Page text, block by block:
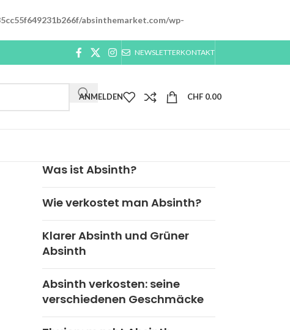
absinthemarket.com/wp-
NEWSLETTERKONTAKT
ANMELDEN CHF 0.00
Was ist Absinth?
Wie verkostet man Absinth?
Klarer Absinth und Grüner
Absinth
Absinth verkosten: seine
verschiedenen Geschmäcke